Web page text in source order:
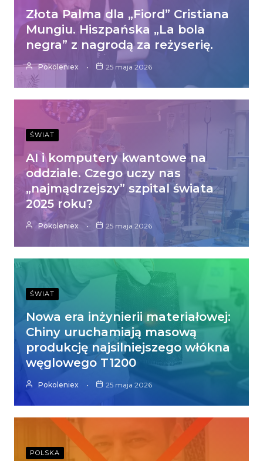
Złota Palma dla „Fiord” Cristiana
Mungiu. Hiszpańska „La bola
negra” z nagrodą za reżyserię.
Pokoleniex 25 maja 2026
ŚWIAT
AI i komputery kwantowe na
oddziale. Czego uczy nas
„najmądrzejszy” szpital świata
2025 roku?
Pokoleniex 25 maja 2026
ŚWIAT
Nowa era inżynierii materiałowej:
Chiny uruchamiają masową
produkcję najsilniejszego włókna
węglowego T1200
Pokoleniex 25 maja 2026
POLSKA